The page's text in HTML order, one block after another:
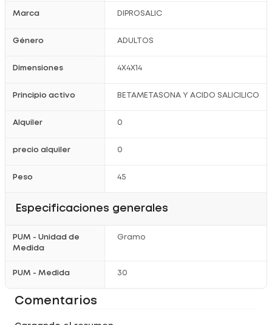
Marca DIPROSALIC
Género ADULTOS
Dimensiones 4X4X14
Principio activo BETAMETASONA Y ACIDO SALICILICO
Alquiler 0
precio alquiler 0
Peso 45
Especificaciones generales
PUM - Unidad de
Medida
Gramo
PUM - Medida 30
Comentarios